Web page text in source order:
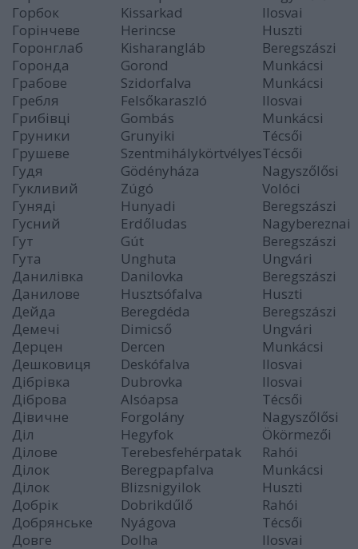
Горбок
Kissarkad
Ilosvai
Горінчеве
Herincse
Huszti
Горонглаб
Kisharangláb
Beregszászi
Горонда
Gorond
Munkácsi
Грабове
Szidorfalva
Munkácsi
Гребля
Felsőkaraszló
Ilosvai
Грибівці
Gombás
Munkácsi
Груники
Grunyiki
Técsői
Грушеве
SzentmihálykörtvélyesTécsői
Гудя
Gödényháza
Nagyszőlősi
Гукливий
Zúgó
Volóci
Гуняді
Hunyadi
Beregszászi
Гусний
Erdőludas
Nagybereznai
Гут
Gút
Beregszászi
Гута
Unghuta
Ungvári
Данилівка
Danilovka
Beregszászi
Данилове
Husztsófalva
Huszti
Дейда
Beregdéda
Beregszászi
Демечі
Dimicső
Ungvári
Дерцен
Dercen
Munkácsi
Дешковиця
Deskófalva
Ilosvai
Дібрівка
Dubrovka
Ilosvai
Діброва
Alsóapsa
Técsői
Дівичне
Forgolány
Nagyszőlősi
Діл
Hegyfok
Ökörmezői
Ділове
Terebesfehérpatak
Rahói
Ділок
Beregpapfalva
Munkácsi
Ділок
Blizsnigyilok
Huszti
Добрік
Dobrikdűlő
Rahói
Добрянське
Nyágova
Técsői
Довге
Dolha
Ilosvai